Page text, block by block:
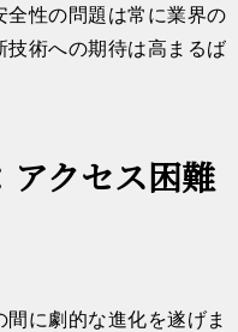
全性の問題は常に業界の
術への期待は高まるば
アクセス困難
に劇的な進化を遂げま